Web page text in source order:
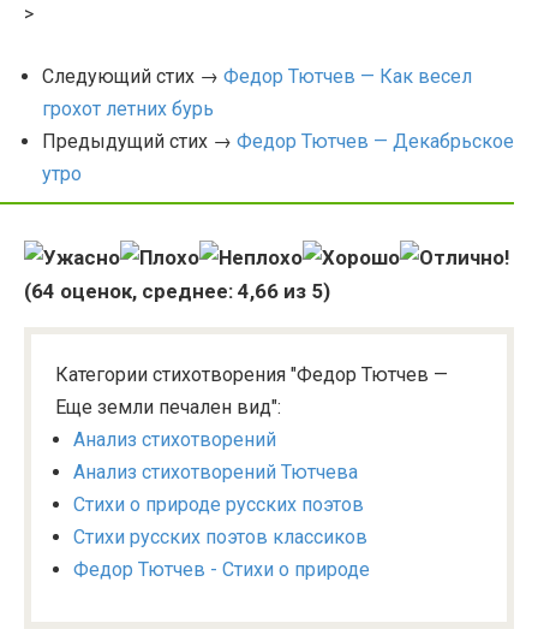
>
Следующий стих → Федор Тютчев — Как весел
грохот летних бурь
Предыдущий стих → Федор Тютчев — Декабрьское
утро
(64 оценок, среднее: 4,66 из 5)
Категории стихотворения "Федор Тютчев —
Еще земли печален вид":
Анализ стихотворений
Анализ стихотворений Тютчева
Стихи о природе русских поэтов
Стихи русских поэтов классиков
Федор Тютчев - Стихи о природе